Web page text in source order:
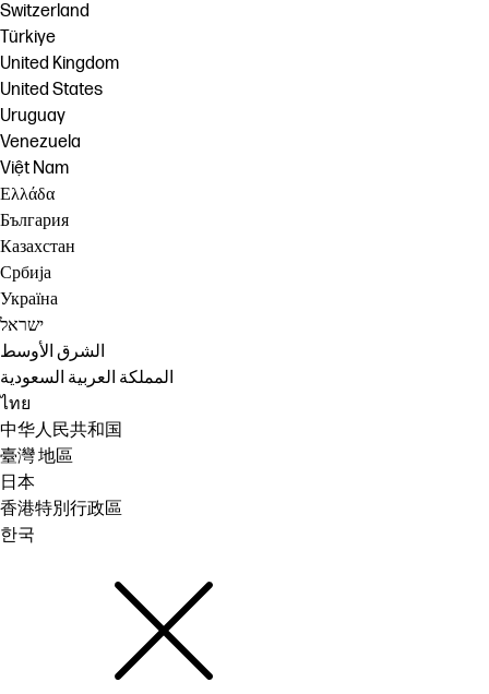
Switzerland
Türkiye
United Kingdom
United States
Uruguay
Venezuela
Việt Nam
Ελλάδα
България
Казахстан
Србија
Україна
ישראל
الشرق الأوسط
المملكة العربية السعودية
ไทย
中华人民共和国
臺灣 地區
日本
香港特別行政區
한국